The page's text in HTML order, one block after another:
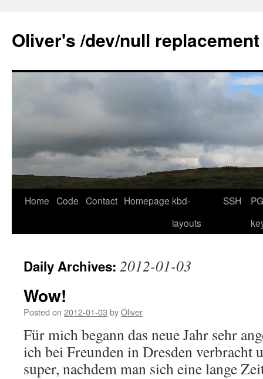
content
Oliver's /dev/null replacement
Home Code Contact Homepage kbd-
layouts
SSH
Daily Archives: 2012-01-03
Wow!
Posted on 2012-01-03 byOliver
Für mich begann das neue Jahr sehr
ich bei Freunden in Dresden verbracht
super, nachdem man sich eine lange